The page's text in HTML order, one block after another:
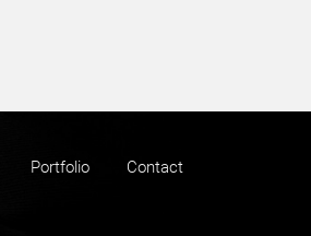
Portfolio Contact